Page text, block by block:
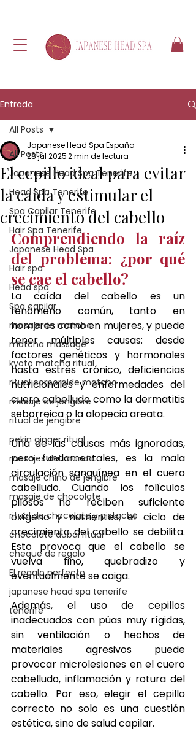
Entrada
All Posts
Japanese Head Spa Tenerife
Head Spa Tenerife
Spa Capilar Tenerife
Hair Spa Tenerife
Japanese Head Spa
Hair spa
Head spa
Spa capilar
masaje de matcha
matcha massage
kyoto matcha ritual
ritual corporalde matcha
masaje de jengibre
ritual de jengibre
pekin ginger ritual
masajes del mundo
masaje chino de jengibre
masaje de chocolate
ritual de chocolate y pistacho
chocolate dubai ritual
cheque de regalo
El regalo perfecto
japanese head spa tenerife
tenerife
All Posts
El cepillo ideal para evitar
la caída y estimular el
crecimiento del cabello
Japanese Head Spa España
28 jul 20252 min de lectura
Comprendiendo la raíz
del problema: ¿por qué
se cae el cabello?
La caída del cabello es un
fenómeno común, tanto en
hombres como en mujeres, y puede
tener múltiples causas: desde
factores genéticos y hormonales
hasta estrés crónico, deficiencias
nutricionales y enfermedades del
cuero cabelludo como la dermatitis
seborreica o la alopecia areata.
Una de las causas más ignoradas,
pero fundamentales, es la mala
circulación sanguínea en el cuero
cabelludo. Cuando los folículos
pilosos no reciben suficiente
oxígeno y nutrientes, el ciclo de
crecimiento del cabello se debilita.
Esto provoca que el cabello se
vuelva fino, quebradizo y
eventualmente se caiga.
Además, el uso de cepillos
inadecuados con púas muy rígidas,
sin ventilación o hechos de
materiales agresivos puede
provocar microlesiones en el cuero
cabelludo, inflamación y rotura del
cabello. Por eso, elegir el cepillo
correcto no solo es una cuestión
estética, sino de salud capilar.